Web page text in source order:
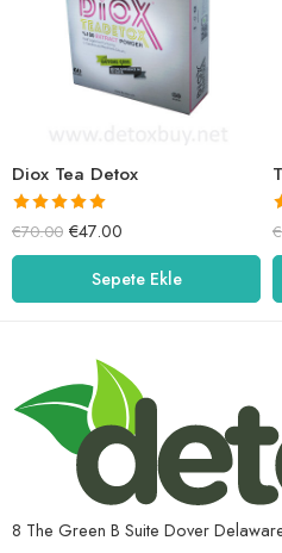
Diox Tea Detox
5 üzerinden
5.00oy aldı
€70.00 €47.00
Sepete Ekle
€
8 The Green B Suite Dover